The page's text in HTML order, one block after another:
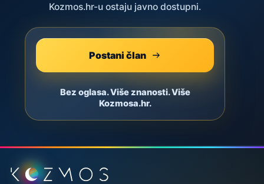
Kozmos.hr-u ostaju javno dostupni.
Postani član
Bez oglasa. Više znanosti. Više
Kozmosa.hr.
Podnožje stranice